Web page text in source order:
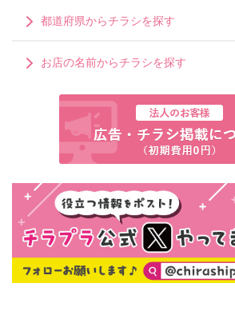
都道府県からチラシを探す
お店の名前からチラシを探す